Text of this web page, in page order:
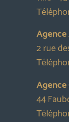
2 rue
Agence
44